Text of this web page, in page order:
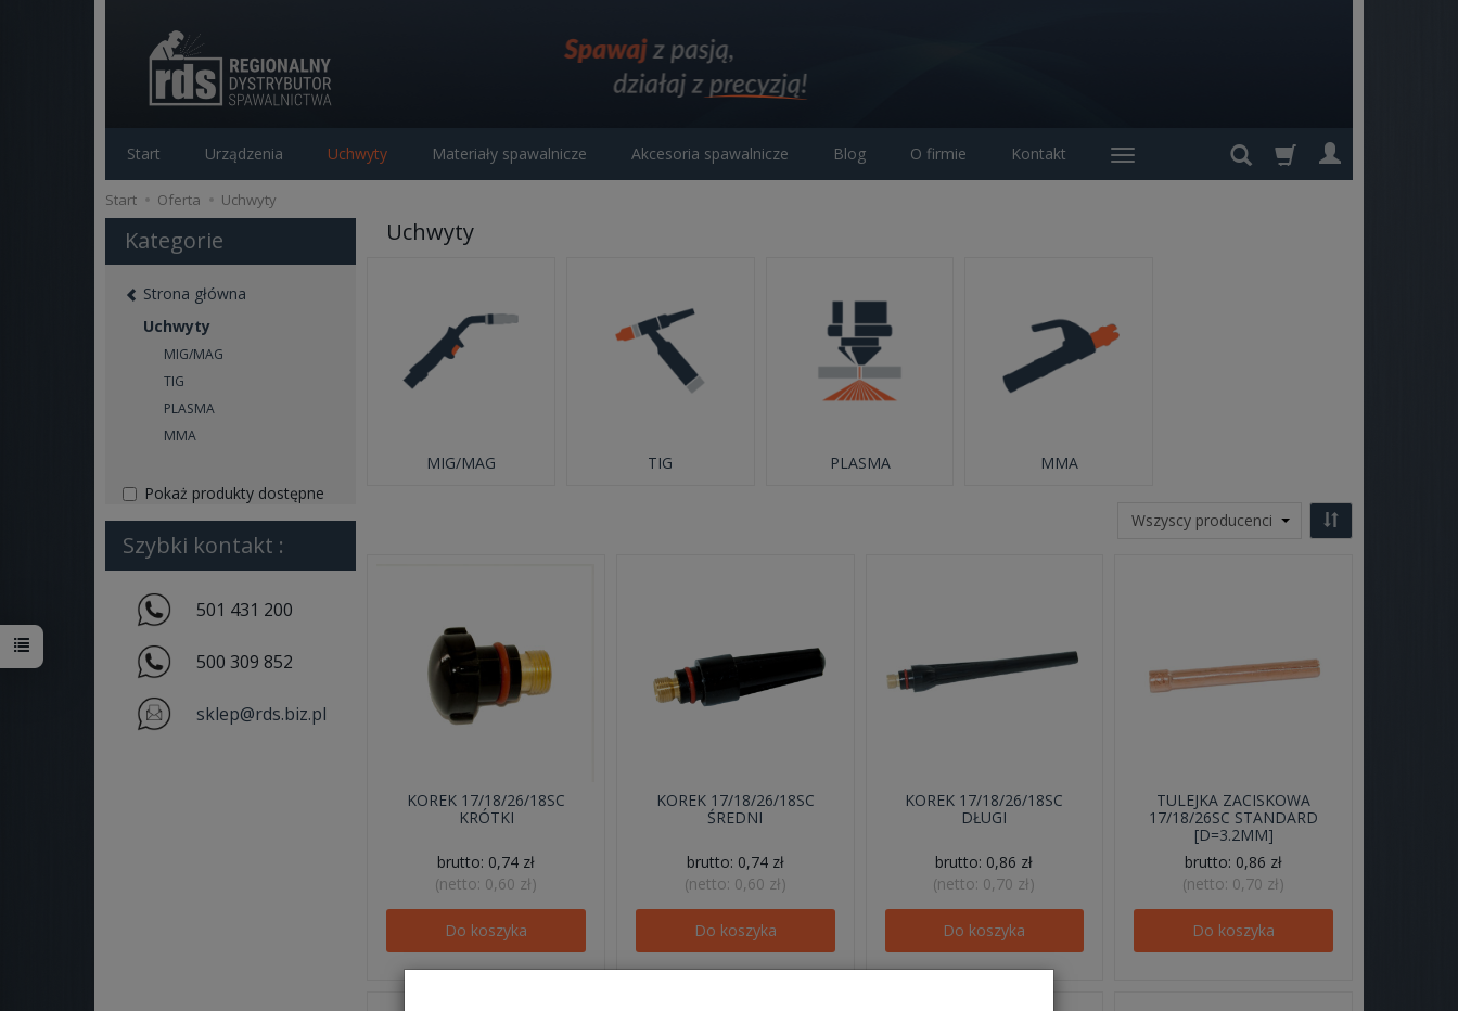
Start Urządzenia Uchwyty Materiały spawalnicze Akcesoria spawalnicze Blog O firmie Kontakt
Start Oferta Uchwyty
Uchwyty
MIG/MAG TIG PLASMA MMA
KOREK 17/18/26/18SC
KRÓTKI
brutto: 0,74 zł
(netto: 0,60 zł)
Do koszyka
KOREK 17/18/26/18SC
ŚREDNI
brutto: 0,74 zł
(netto: 0,60 zł)
Do koszyka
KOREK 17/18/26/18SC
DŁUGI
brutto: 0,86 zł
(netto: 0,70 zł)
Do koszyka
TULEJKA ZACISKOWA
17/18/26SC STANDARD
[D=3.2MM]
brutto: 0,86 zł
(netto: 0,70 zł)
Do koszyka
Kategorie
Strona główna
Uchwyty
MIG/MAG
TIG
PLASMA
MMA
Pokaż produkty dostępne
Szybki kontakt :
501 431 200
500 309 852
sklep@rds.biz.pl